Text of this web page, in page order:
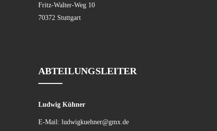
Fritz-Walter-Weg 10
70372 Stuttgart
ABTEILUNGSLEITER
Ludwig Kühner
E-Mail: ludwigkuehner@gmx.de